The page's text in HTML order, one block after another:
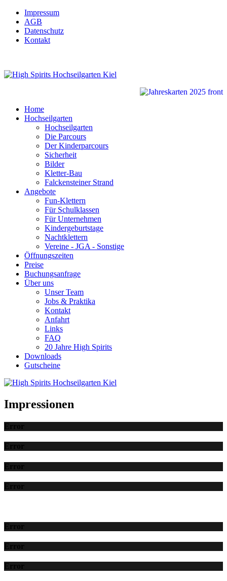
Impressum
AGB
Datenschutz
Kontakt
Home
Hochseilgarten
Hochseilgarten
Die Parcours
Der Kinderparcours
Sicherheit
Bilder
Kletter-Bau
Falckensteiner Strand
Angebote
Fun-Klettern
Für Schulklassen
Für Unternehmen
Kindergeburtstage
Nachtklettern
Vereine - JGA - Sonstige
Öffnungszeiten
Preise
Buchungsanfrage
Über uns
Unser Team
Jobs & Praktika
Kontakt
Anfahrt
Links
FAQ
20 Jahre High Spirits
Downloads
Gutscheine
Impressionen
Error
Error
Error
Error
Error
Error
Error